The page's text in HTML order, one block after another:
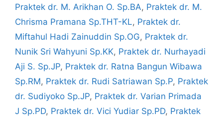
Praktek dr. M. Arikhan O. Sp.BA, Praktek dr. M.
Chrisma Pramana Sp.THT-KL, Praktek dr.
Miftahul Hadi Zainuddin Sp.OG, Praktek dr.
Nunik Sri Wahyuni Sp.KK, Praktek dr. Nurhayadi
Aji S. Sp.JP, Praktek dr. Ratna Bangun Wibawa
Sp.RM, Praktek dr. Rudi Satriawan Sp.P, Praktek
dr. Sudiyoko Sp.JP, Praktek dr. Varian Primada
J Sp.PD, Praktek dr. Vici Yudiar Sp.PD, Praktek